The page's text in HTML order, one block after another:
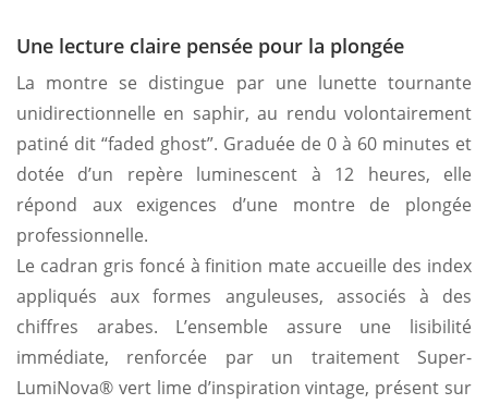
Une lecture claire pensée pour la plongée
La montre se distingue par une lunette tournante
unidirectionnelle en saphir, au rendu volontairement
patiné dit “faded ghost”. Graduée de 0 à 60 minutes et
dotée d’un repère luminescent à 12 heures, elle
répond aux exigences d’une montre de plongée
professionnelle.
Le cadran gris foncé à finition mate accueille des index
appliqués aux formes anguleuses, associés à des
chiffres arabes. L’ensemble assure une lisibilité
immédiate, renforcée par un traitement Super-
LumiNova® vert lime d’inspiration vintage, présent sur